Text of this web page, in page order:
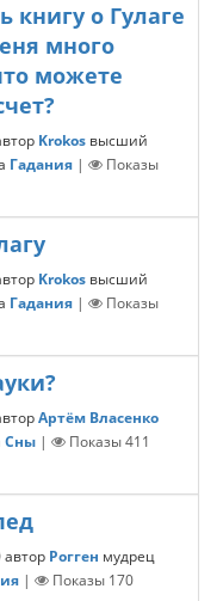
книгу о Гулаге
много
можете
Krokos высший
Гадания |
Показы
Krokos высший
Гадания |
Показы
Артём Власенко
Сны | Показы411
автор Рогген мудрец
| Показы 170